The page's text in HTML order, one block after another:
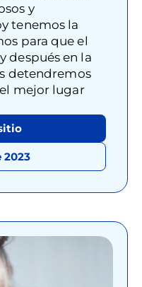
y
tenemos la
para que el
después en la
detendremos
mejor lugar
2023